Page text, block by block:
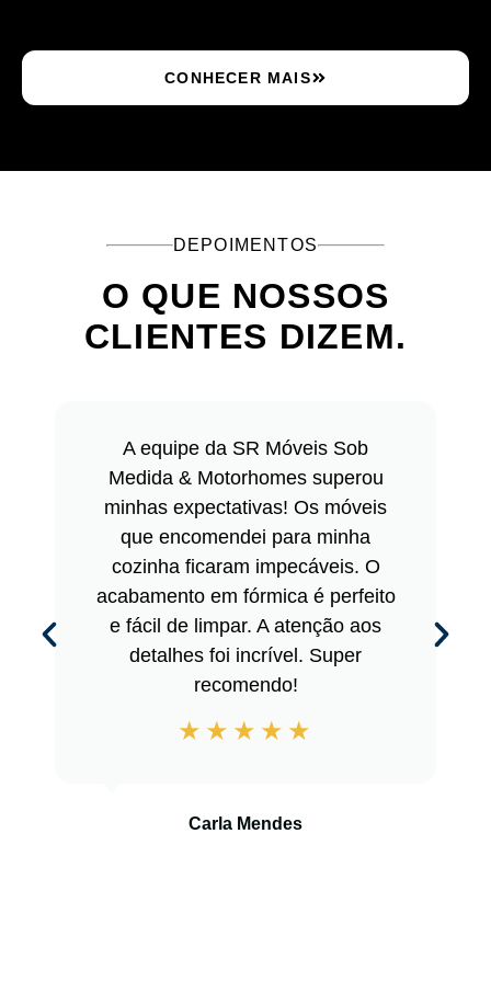
CONHECER MAIS
DEPOIMENTOS
O QUE NOSSOS
CLIENTES DIZEM.
A equipe da SR Móveis Sob
Medida & Motorhomes superou
minhas expectativas! Os móveis
que encomendei para minha
cozinha ficaram impecáveis. O
acabamento em fórmica é perfeito
e fácil de limpar. A atenção aos
detalhes foi incrível. Super
recomendo!
Carla Mendes